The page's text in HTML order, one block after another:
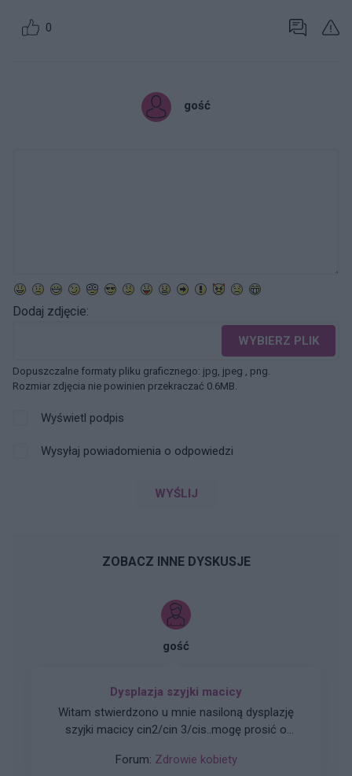
0
gość
Dodaj zdjęcie:
WYBIERZ PLIK
Dopuszczalne formaty pliku graficznego: jpg, jpeg , png.
Rozmiar zdjęcia nie powinien przekraczać 0.6MB.
Wyświetl podpis
Wysyłaj powiadomienia o odpowiedzi
WYŚLIJ
ZOBACZ INNE DYSKUSJE
gość
Dysplazja szyjki macicy
Witam stwierdzono u mnie nasiloną dysplazję
szyjki macicy cin2/cin 3/cis..mogę prosić o
Forum: Zdrowie kobiety